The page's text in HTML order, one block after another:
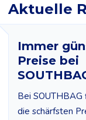
Aktuelle
Immer
Preise bei
Bei SOUTHBAG
die schärfsten